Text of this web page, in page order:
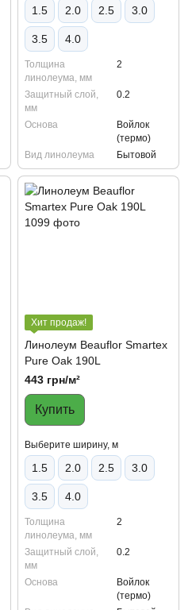
1.5 2.0 2.5 3.0
3.5 4.0
Толщина
линолеума, мм
2
Защитный слой,
мм
0.2
Основа
Войлок
(термо)
Вид линолеума
Бытовой
Хит продаж!
Линолеум Beauflor Smartex
Pure Oak 190L
443 грн/м²
Купить
Выберите ширину, м
1.5 2.0 2.5 3.0
3.5 4.0
Толщина
линолеума, мм
2
Защитный слой,
мм
0.2
Основа
Войлок
(термо)